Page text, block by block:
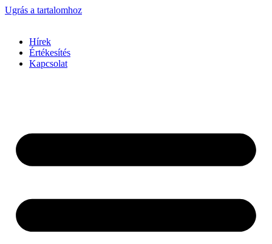
Ugrás a tartalomhoz
Hírek
Értékesítés
Kapcsolat